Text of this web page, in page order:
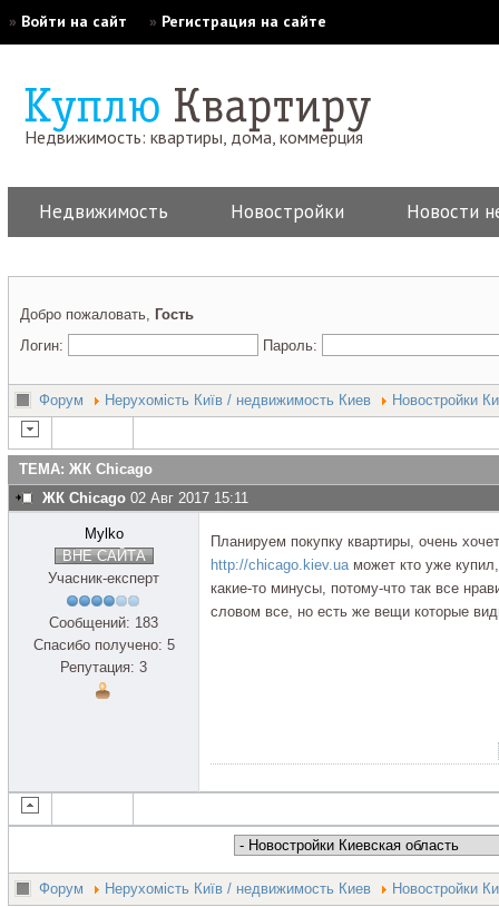
» Войти на сайт » Регистрация на сайте
Недвижимость: квартиры, дома, коммерция
Недвижимость Новостройки Новости
Добро пожаловать, Гость
Логин:
Пароль:
Форум Нерухомість Київ / недвижимость Киев Новостройки
ТЕМА: ЖК Сhicago
ЖК Сhicago 02 Авг 2017 15:11
Mylko
ВНЕ САЙТА
Учасник-експерт
Сообщений: 183
Спасибо получено: 5
Репутация: 3
Планируем покупку квартиры, очень
http://chicago.kiev.uaможет кто уже
какие-то минусы, потому-что так все
словом все, но есть же вещи которые
Форум Нерухомість Київ / недвижимость Киев Новостройки